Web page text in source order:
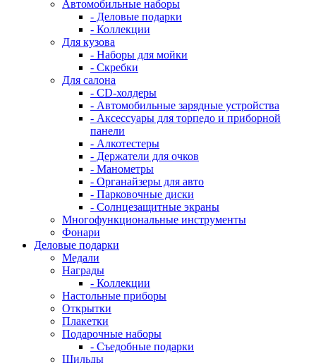
Автомобильные наборы
- Деловые подарки
- Коллекции
Для кузова
- Наборы для мойки
- Скребки
Для салона
- CD-холдеры
- Автомобильные зарядные устройства
- Аксессуары для торпедо и приборной
панели
- Алкотестеры
- Держатели для очков
- Манометры
- Органайзеры для авто
- Парковочные диски
- Солнцезащитные экраны
Многофункциональные инструменты
Фонари
Деловые подарки
Медали
Награды
- Коллекции
Настольные приборы
Открытки
Плакетки
Подарочные наборы
- Съедобные подарки
Шильды